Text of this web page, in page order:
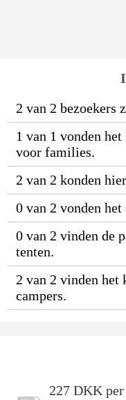
2 van 2 bezoekers
1 van 1 vonden
voor families.
2 van 2 konden
0 van 2 vonden
0 van 2 vinden de
tenten.
2 van 2 vinden het
campers.
227 DKK per